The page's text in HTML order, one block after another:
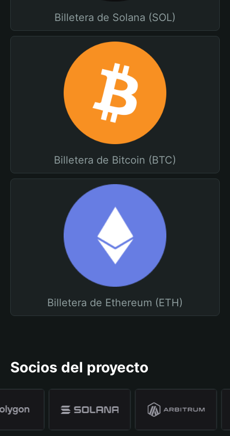
Billetera de Solana (SOL)
Billetera de Bitcoin (BTC)
Billetera de Ethereum (ETH)
Socios del proyecto